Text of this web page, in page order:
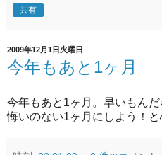
共有
2009年12月1日火曜日
今年もあと1ヶ月
今年もあと1ヶ月。早いもんだ
悔いのない1ヶ月にしよう！と